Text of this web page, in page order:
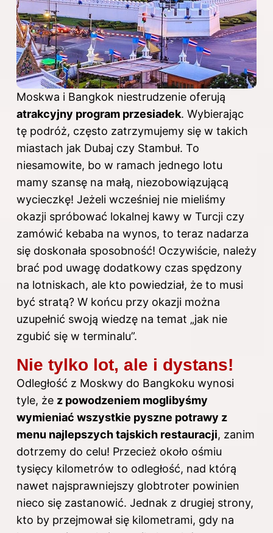
Moskwa i Bangkok niestrudzenie oferują
atrakcyjny program przesiadek. Wybierając
tę podróż, często zatrzymujemy się w takich
miastach jak Dubaj czy Stambuł. To
niesamowite, bo w ramach jednego lotu
mamy szansę na małą, niezobowiązującą
wycieczkę! Jeżeli wcześniej nie mieliśmy
okazji spróbować lokalnej kawy w Turcji czy
zamówić kebaba na wynos, to teraz nadarza
się doskonała sposobność! Oczywiście, należy
brać pod uwagę dodatkowy czas spędzony
na lotniskach, ale kto powiedział, że to musi
być stratą? W końcu przy okazji można
uzupełnić swoją wiedzę na temat „jak nie
zgubić się w terminalu”.
Nie tylko lot, ale i dystans!
Odległość z Moskwy do Bangkoku wynosi
tyle, że z powodzeniem moglibyśmy
wymieniać wszystkie pyszne potrawy z
menu najlepszych tajskich restauracji, zanim
dotrzemy do celu! Przecież około ośmiu
tysięcy kilometrów to odległość, nad którą
nawet najsprawniejszy globtroter powinien
nieco się zastanowić. Jednak z drugiej strony,
kto by przejmował się kilometrami, gdy na